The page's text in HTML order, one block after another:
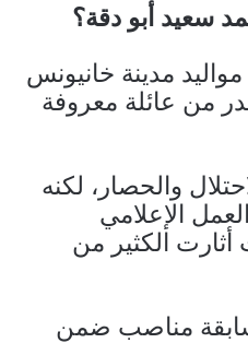
سعيد أبو دقة؟
مدينة خانيونس
من عائلة معروفة
والحصار، لكنه
الإعلامي
الكثير من
مناصب ضمن